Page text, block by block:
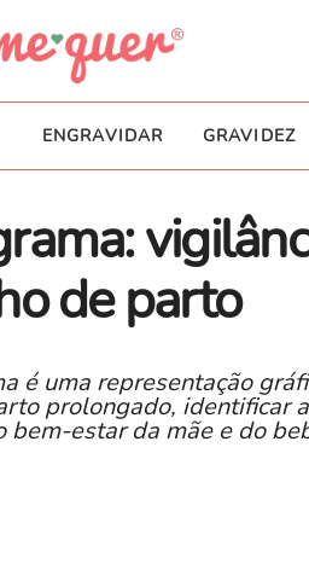
ENGRAVIDAR GRAVIDEZ
de parto
é uma representação
prolongado, identificar
bem-estar da mãe e do